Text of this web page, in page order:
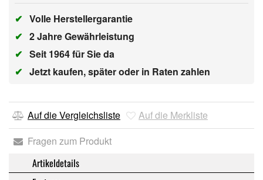
✔ Volle Herstellergarantie
✔ 2 Jahre Gewährleistung
✔ Seit 1964 für Sie da
✔ Jetzt kaufen, später oder in Raten zahlen
Auf die Vergleichsliste
Auf die Merkliste
Fragen zum Produkt
Artikeldetails